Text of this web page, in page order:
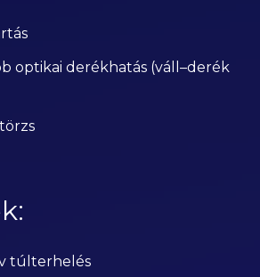
optikai derékhatás (váll–derék
túlterhelés